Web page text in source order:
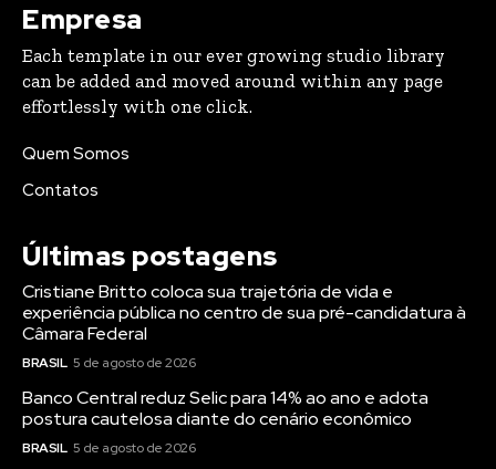
Empresa
Each template in our ever growing studio library
can be added and moved around within any page
effortlessly with one click.
Quem Somos
Contatos
Últimas postagens
Cristiane Britto coloca sua trajetória de vida e
experiência pública no centro de sua pré-candidatura à
Câmara Federal
BRASIL 5 de agosto de 2026
Banco Central reduz Selic para 14% ao ano e adota
postura cautelosa diante do cenário econômico
BRASIL 5 de agosto de 2026